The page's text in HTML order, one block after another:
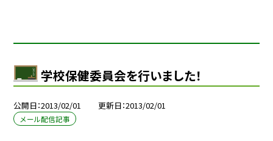
学校保健委員会を行いました！
公開日 2013/02/01 更新日 2013/02/01
メール配信記事